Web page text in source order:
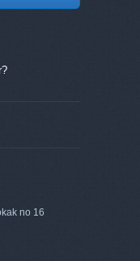
no 16